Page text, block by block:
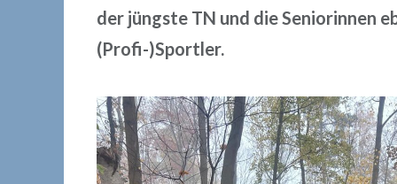
der jüngste TN und die Seniorinnen
(Profi-)Sportler.